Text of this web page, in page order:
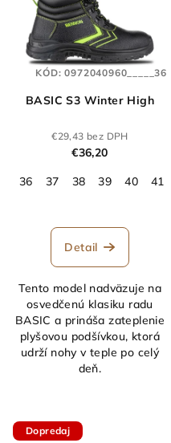
BASIC S3 Winter High
€29,43 bez DPH
€36,20
36
37 38 39 40 41
Detail
Tento model nadväzuje na
osvedčenú klasiku radu
BASIC a prináša zateplenie
plyšovou podšívkou, ktorá
udrží nohy v teple po celý
deň.
KÓD:0972040960_____36
Dopredaj